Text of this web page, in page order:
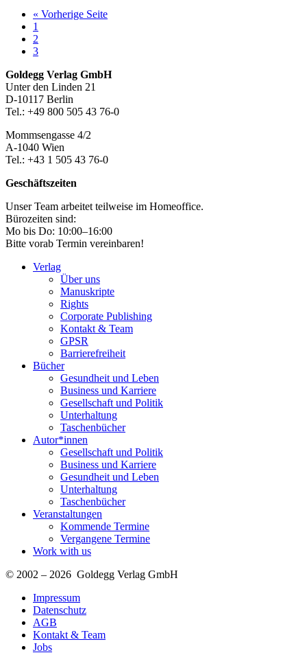
« Vorherige Seiteaufrufen
Seite
1
Seite
2
Seite
3
Footer-
Section
Goldegg Verlag GmbH
Unter den Linden 21
D-10117 Berlin
Tel.: +49 800 505 43 76-0
Mommsengasse 4/2
A-1040 Wien
Tel.: +43 1 505 43 76-0
Geschäftszeiten
Unser Team arbeitet teilweise im Homeoffice.
Bürozeiten sind:
Mo bis Do: 10:00–16:00
Bitte vorab Termin vereinbaren!
Verlag
Über uns
Manuskripte
Rights
Corporate Publishing
Kontakt & Team
GPSR
Barrierefreiheit
Bücher
Gesundheit und Leben
Business und Karriere
Gesellschaft und Politik
Unterhaltung
Taschenbücher
Autor*innen
Gesellschaft und Politik
Business und Karriere
Gesundheit und Leben
Unterhaltung
Taschenbücher
Veranstaltungen
Kommende Termine
Vergangene Termine
Work with us
© 2002 – 2026 Goldegg Verlag GmbH
Impressum
Datenschutz
AGB
Kontakt & Team
Jobs